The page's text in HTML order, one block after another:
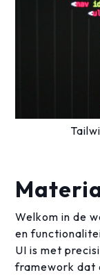
Welkom in de
en
UI is met
framework dat